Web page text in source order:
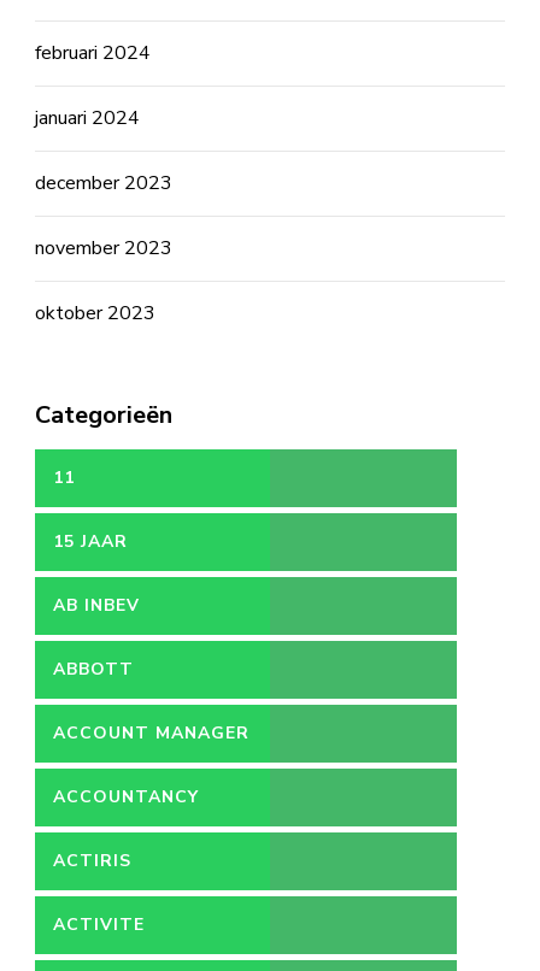
februari 2024
januari 2024
december 2023
november 2023
oktober 2023
Categorieën
11
15 JAAR
AB INBEV
ABBOTT
ACCOUNT MANAGER
ACCOUNTANCY
ACTIRIS
ACTIVITE